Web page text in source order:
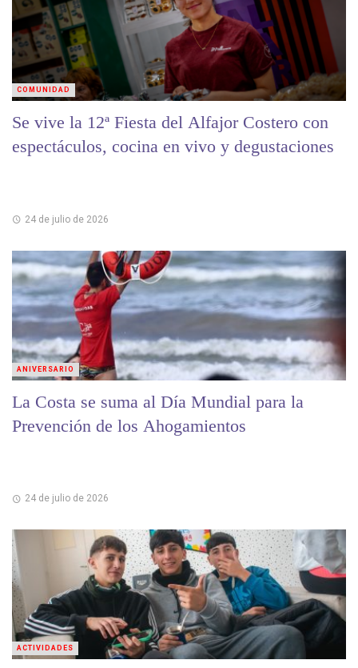
Se vive la 12ª Fiesta del Alfajor Costero con
espectáculos, cocina en vivo y degustaciones
24 de julio de 2026
COMUNIDAD
La Costa se suma al Día Mundial para la
Prevención de los Ahogamientos
24 de julio de 2026
ANIVERSARIO
ACTIVIDADES